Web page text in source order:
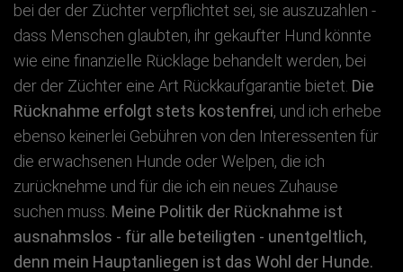
bei der der Züchter verpflichtet sei, sie auszuzahlen -
dass Menschen glaubten, ihr gekaufter Hund könnte
wie eine finanzielle Rücklage behandelt werden, bei
der der Züchter eine Art Rückkaufgarantie bietet. Die
Rücknahme erfolgt stets kostenfrei, und ich erhebe
ebenso keinerlei Gebühren von den Interessenten für
die erwachsenen Hunde oder Welpen, die ich
zurücknehme und für die ich ein neues Zuhause
suchen muss. Meine Politik der Rücknahme ist
ausnahmslos - für alle beteiligten - unentgeltlich,
denn mein Hauptanliegen ist das Wohl der Hunde.